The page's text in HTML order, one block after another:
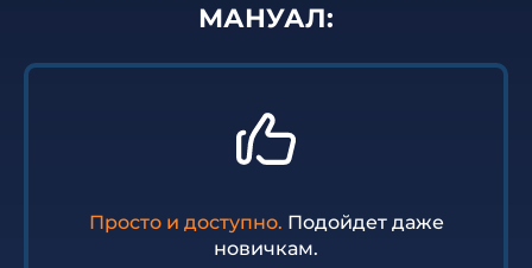
МАНУАЛ:
Просто и доступно. Подойдет даже
новичкам.